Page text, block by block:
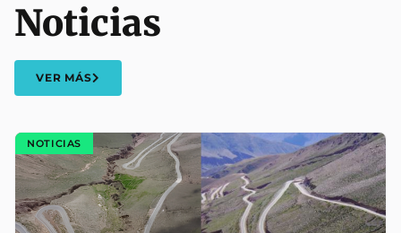
Noticias
VER MÁS
NOTICIAS